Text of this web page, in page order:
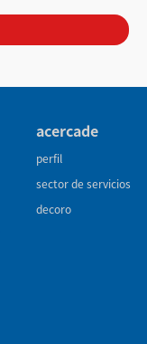
acercade
perfil
sector de servicios
decoro